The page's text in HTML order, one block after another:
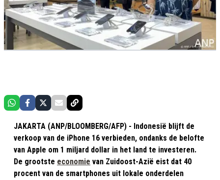
JAKARTA (ANP/BLOOMBERG/AFP) - Indonesië blijft de
verkoop van de iPhone 16 verbieden, ondanks de belofte
van Apple om 1 miljard dollar in het land te investeren.
De grootste economie van Zuidoost-Azië eist dat 40
procent van de smartphones uit lokale onderdelen